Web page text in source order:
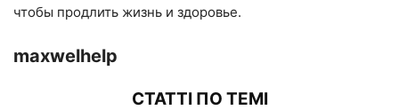
чтобы продлить жизнь и здоровье.
maxwelhelp
СТАТТІ ПО ТЕМІ